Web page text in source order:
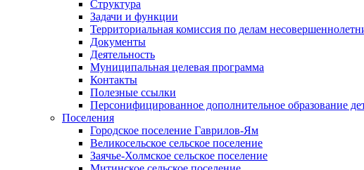
Структура
Задачи и функции
Территориальная комиссия по делам
Документы
Деятельность
Муниципальная целевая программа
Контакты
Полезные ссылки
Персонифицированное дополнительное образование
Поселения
Городское поселение Гаврилов-Ям
Великосельское сельское поселение
Заячье-Холмское сельское поселение